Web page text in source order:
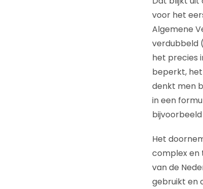
voor het
Algemene
verdubbeld
het precies
beperkt,
denkt men
in een
Het
complex en
van de
gebruikt en